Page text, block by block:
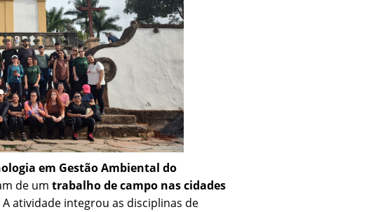
em Gestão Ambiental do
de um trabalho de campo nas cidades
A atividade integrou as disciplinas de